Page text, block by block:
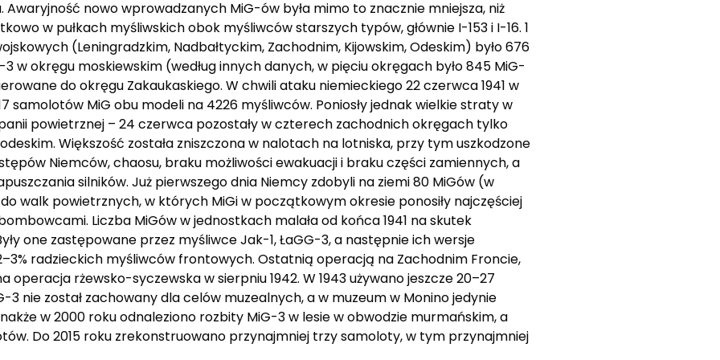
nowo wprowadzanych MiG-ów była mimo to znacznie mniejsza, niż
w pułkach myśliwskich obok myśliwców starszych typów, głównie I-153 i I-16. 1
(Leningradzkim, Nadbałtyckim, Zachodnim, Kijowskim, Odeskim) było 676
w okręgu moskiewskim (według innych danych, w pięciu okręgach było 845 MiG-
do okręgu Zakaukaskiego. W chwili ataku niemieckiego 22 czerwca 1941 w
samolotów MiG obu modeli na 4226 myśliwców. Poniosły jednak wielkie straty w
powietrznej – 24 czerwca pozostały w czterech zachodnich okręgach tylko
Większość została zniszczona w nalotach na lotniska, przy tym uszkodzone
Niemców, chaosu, braku możliwości ewakuacji i braku części zamiennych, a
silników. Już pierwszego dnia Niemcy zdobyli na ziemi 80 MiGów (w
walk powietrznych, w których MiGi w początkowym okresie ponosiły najczęściej
Liczba MiGów w jednostkach malała od końca 1941 na skutek
one zastępowane przez myśliwce Jak-1, ŁaGG-3, a następnie ich wersje
radzieckich myśliwców frontowych. Ostatnią operacją na Zachodnim Froncie,
operacja rżewsko-syczewska w sierpniu 1942. W 1943 używano jeszcze 20–27
3 nie został zachowany dla celów muzealnych, a w muzeum w Monino jedynie
w 2000 roku odnaleziono rozbity MiG-3 w lesie w obwodzie murmańskim, a
Do 2015 roku zrekonstruowano przynajmniej trzy samoloty, w tym przynajmniej